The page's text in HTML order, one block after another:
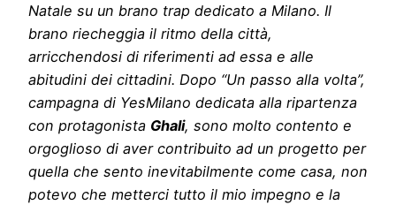
Natale su un brano trap dedicato a Milano. Il
brano riecheggia il ritmo della città,
arricchendosi di riferimenti ad essa e alle
abitudini dei cittadini. Dopo “Un passo alla volta”,
campagna di YesMilano dedicata alla ripartenza
con protagonista Ghali, sono molto contento e
orgoglioso di aver contribuito ad un progetto per
quella che sento inevitabilmente come casa, non
potevo che metterci tutto il mio impegno e la